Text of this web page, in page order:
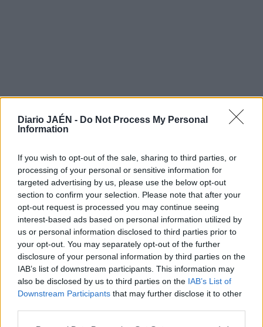
Diario JAÉN - Do Not Process My Personal
Information
If you wish to opt-out of the sale, sharing to third parties, or
processing of your personal or sensitive information for
targeted advertising by us, please use the below opt-out
section to confirm your selection. Please note that after your
opt-out request is processed you may continue seeing
interest-based ads based on personal information utilized by
us or personal information disclosed to third parties prior to
your opt-out. You may separately opt-out of the further
disclosure of your personal information by third parties on the
IAB’s list of downstream participants. This information may
also be disclosed by us to third parties on the IAB’s List of
Downstream Participants that may further disclose it to other
Jaén
Jaén, entre las provincias
andaluzas afectadas por la
ampliación de la alerta
alimentaria por Listeria